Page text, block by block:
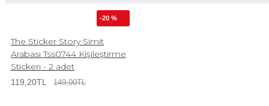
-20 %
The Sticker Story Simit
Arabası Tss0744 Kişileştirme
Stickerı - 2 adet
119,20TL 149,00TL